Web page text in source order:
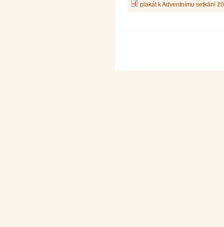
plakát k Adventnímu setkání